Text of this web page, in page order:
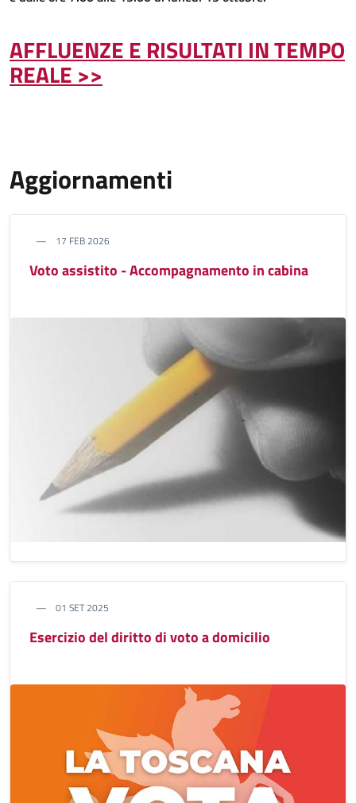
AFFLUENZE E RISULTATI IN TEMPO
REALE >>
Aggiornamenti
17 FEB 2026
Voto assistito - Accompagnamento in cabina
01 SET 2025
Esercizio del diritto di voto a domicilio